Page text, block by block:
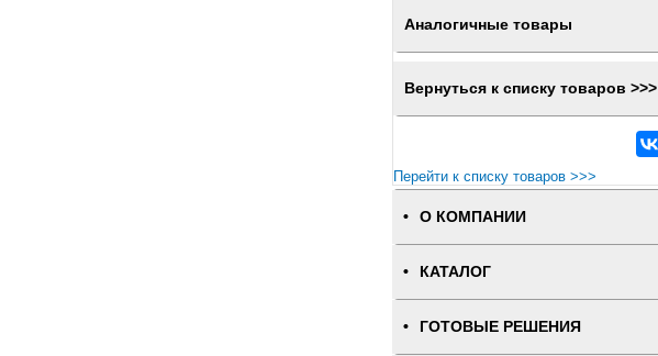
Аналогичные товары
Вернуться к списку товаров >>>
Перейти к списку товаров >>>
О КОМПАНИИ
КАТАЛОГ
ГОТОВЫЕ РЕШЕНИЯ